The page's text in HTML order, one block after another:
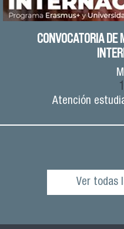
CONVOCATORIA
Atención
Ver todas